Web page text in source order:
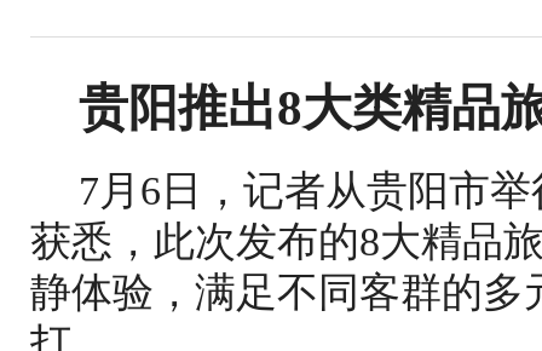
贵阳推出8大类精品
7月6日，记者从贵阳市
获悉，此次发布的8大精品
静体验，满足不同客群的